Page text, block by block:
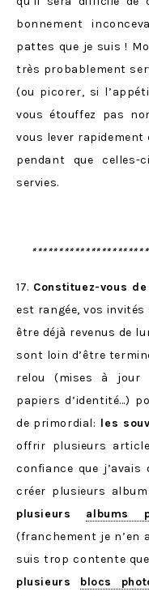
bonnement
pattes que je suis !
très probablement
(ou picorer, si
vous étouffez pas
vous lever
pendant que
servies.
17. Constituez-vous
est rangée, vos
être déjà revenus de
sont loin d’être
relou (mises à jour
papiers d’identité…)
de primordial: les
offrir plusieurs
confiance que
créer plusieurs
plusieurs albums
(franchement je n’en
suis trop contente
plusieurs blocs